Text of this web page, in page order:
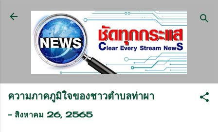
ข้ามไปที่เนื้อหาหลัก
ความภาคภูมิใจของชาวตำบลท่าผา
- สิงหาคม 26, 2565